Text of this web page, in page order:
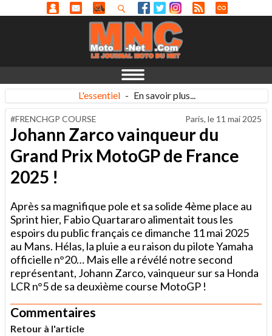
L'essentiel - En savoir plus...
#FRENCHGP COURSE Paris, le 11 mai 2025
Johann Zarco vainqueur du
Grand Prix MotoGP de France
2025 !
Après sa magnifique pole et sa solide 4ème place au
Sprint hier, Fabio Quartararo alimentait tous les
espoirs du public français ce dimanche 11 mai 2025
au Mans. Hélas, la pluie a eu raison du pilote Yamaha
officielle n°20… Mais elle a révélé notre second
représentant, Johann Zarco, vainqueur sur sa Honda
LCR n°5 de sa deuxième course MotoGP !
Commentaires
Retour à l'article